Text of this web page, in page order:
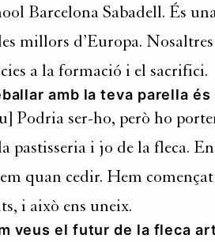
Barcelona Sabadell. És
millors d’Europa.
a la formació i el sacrifici.
amb la teva parella
Podria ser-ho, però ho
pastisseria i jo de la fleca.
quan cedir. Hem
i això ens uneix.
veus el futur de la fleca